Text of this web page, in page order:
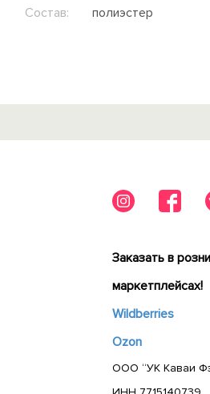
Состав: полиэстер
Заказать в
маркетплейсах!
Wildberries
Ozon
ООО “УК Каваи